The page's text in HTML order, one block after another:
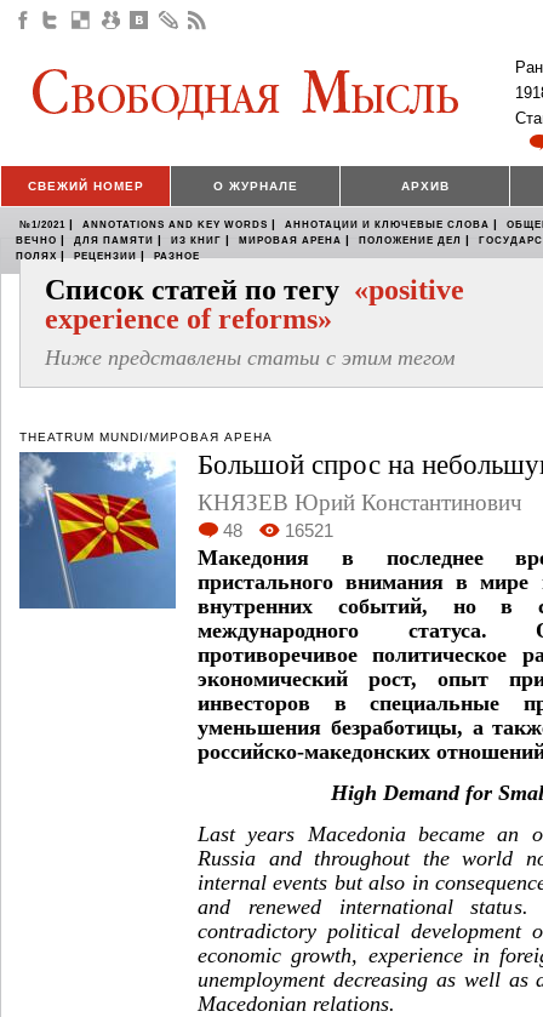
СВЕЖИЙ НОМЕР О ЖУРНАЛЕ АРХИВ
№1/2021 | ANNOTATIONS AND KEY WORDS | АННОТАЦИИ И КЛЮЧЕВЫЕ СЛОВА |
ВЕЧНО | ДЛЯ ПАМЯТИ | ИЗ КНИГ | МИРОВАЯ АРЕНА | ПОЛОЖЕНИЕ ДЕЛ |
ПОЛЯХ | РЕЦЕНЗИИ | РАЗНОЕ
Список статей по тегу «positive
experience of reforms»
Ниже представлены статьи с этим тегом
THEATRUM MUNDI/МИРОВАЯ АРЕНА
Большой спрос на
КНЯЗЕВ Юрий Константинович
48 16521
Македония в последнее
пристального внимания в мире
внутренних событий, но в
международного статуса.
противоречивое политическое
экономический рост, опыт
инвесторов в специальные
уменьшения безработицы, а
российско-македонских
High Demand for
Last years Macedonia became an
Russia and throughout the world
internal events but also in
and renewed international
contradictory political development
economic growth, experience in
unemployment decreasing as well as
Macedonian relations.